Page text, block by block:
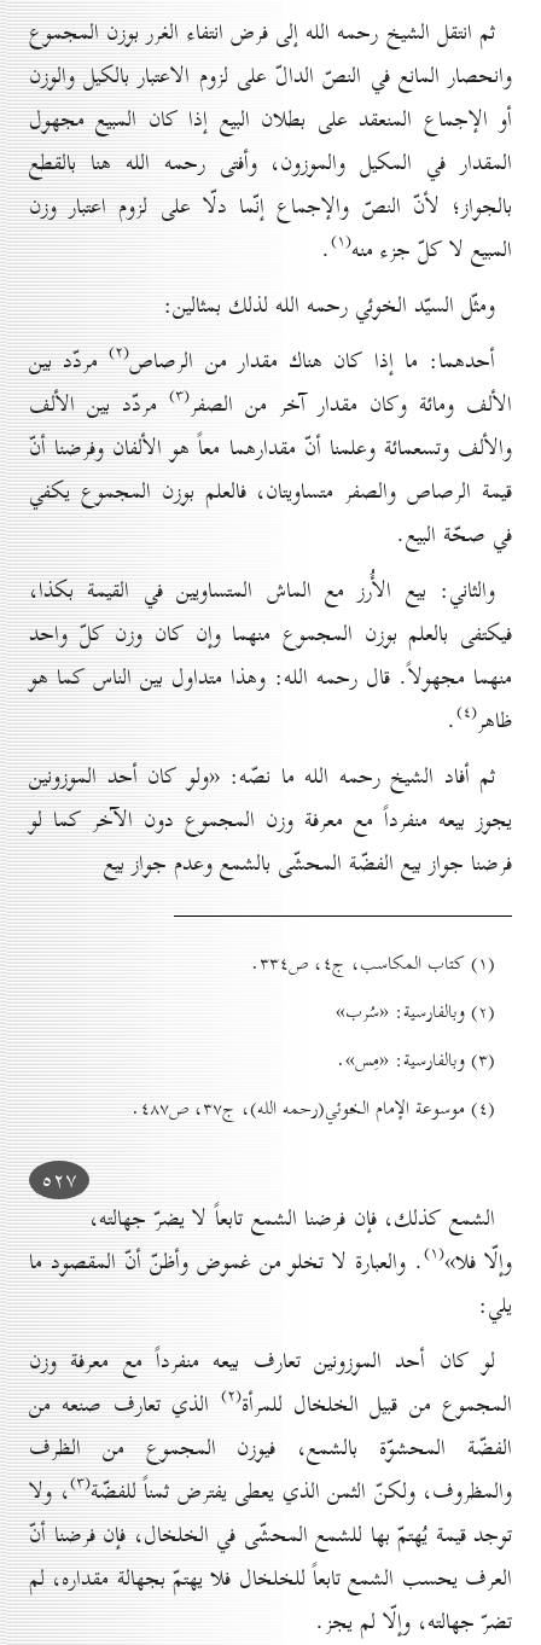
ثم انتقل الشيخ رحمه الله إلى فرض انتفاء الغرر بوزن المجموع
وانحصار المانع في النصّ الدالّ على لزوم الاعتبار بالكيل والوزن
أو الإجماع المنعقد على بطلان البيع إذا كان المبيع مجهول
المقدار في المكيل والموزون، وأفتى رحمه الله هنا بالقطع
بالجواز؛ لأنّ النصّ والإجماع إنّما دلّا على لزوم اعتبار وزن
المبيع لا كلّ جزء منه(۱) .
ومثّل السيّد الخوئي رحمه الله لذلك بمثالين:
أحدهما: ما إذا كان هناك مقدار من الرصاص(۲) مردّد بين
الألف ومائة وكان مقدار آخر من الصفر(۳)
مردّد بین الألف
والألف وتسعمائة وعلمنا أنّ مقدارهما معاً هو الألفان وفرضنا أنّ
قيمة الرصاص والصفر متساويتان، فالعلم بوزن المجموع يكفي
في صحّة البيع.
والثاني: بيع الأُرز مع الماش المتساويين في القيمة بكذا،
فيكتفی بالعلم بوزن المجموع منهما وإن كان وزن كلّ واحد
منهما مجهولاً. قال رحمه الله: وهذا متداول بين الناس كما هو
ظاهر(٤) .
ثم أفاد الشيخ رحمه الله ما نصّه: «ولو كان أحد الموزونين
يجوز بيعه منفرداً مع معرفة وزن المجموع دون الآخر كما لو
فرضنا جواز بيع الفضّة المحشّی بالشمع وعدم جواز بيع
(۱) کتاب المكاسب، ج٤، ص۳۳٤.
(۲) وبالفارسية: «سُرب»
(۳) وبالفارسية: «مِس».
(٤) موسوعة الإمام الخوئي(رحمه الله)، ج۳۷، ص٤۸۷.
٥۲۷
الشمع كذلك، فإن فرضنا الشمع تابعاً لا يضرّ جهالته،
وإلّا فلا»(۱) . والعبارة لا تخلو من غموض وأظنّ أنّ المقصود ما
يلي:
لو كان أحد الموزونين تعارف بيعه منفرداً مع معرفة وزن
المجموع من قبيل الخلخال للمرأة(۲)
الذي تعارف صنعه من
الفضّة المحشوّة بالشمع، فيوزن المجموع من الظرف
والمظروف، ولكنّ الثمن الذي يعطى يفترض ثمناً للفضّة(۳) ، ولا
توجد قيمة يُهتمّ بها للشمع المحشّى في الخلخال، فإن فرضنا أنّ
العرف يحسب الشمع تابعاً للخلخال فلا يهتمّ بجهالة مقداره، لم
تضرّ جهالته، وإلّا لم يجز.